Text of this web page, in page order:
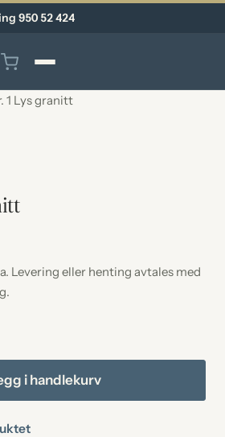
950 52 424
1 Lys granitt
Levering eller henting avtales med
i handlekurv